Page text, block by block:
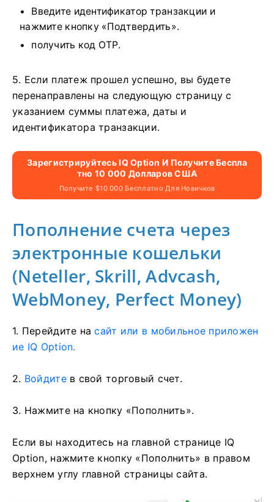
Введите идентификатор транзакции и
нажмите кнопку «Подтвердить».
получить код OTP.
5. Если платеж прошел успешно, вы будете
перенаправлены на следующую страницу с
указанием суммы платежа, даты и
идентификатора транзакции.
Зарегистрируйтесь IQ Option И Получите Беспла
Тно 10 000 Долларов США
Получите $10 000 Бесплатно Для Новичков
Пополнение счета через
электронные кошельки
(Neteller, Skrill, Advcash,
WebMoney, Perfect Money)
1. Перейдите насайт или в мобильное приложен
ие IQ Option.
2. Войдитев свой торговый счет.
3. Нажмите на кнопку «Пополнить».
Если вы находитесь на главной странице IQ
Option, нажмите кнопку «Пополнить» в правом
верхнем углу главной страницы сайта.